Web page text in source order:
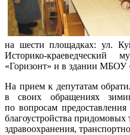
на шести площадках: ул.
Историко-
«Горизонт» и в здании
На прием к депутатам
в своих обращениях
по вопросам
благоустройства
здравоохранения,